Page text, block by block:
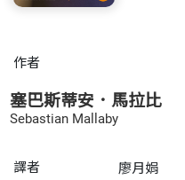
作者
塞巴斯蒂安．馬拉比
Sebastian Mallaby
譯者 廖月娟